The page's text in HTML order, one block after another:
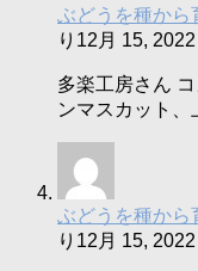
ぶどうを種から
り 12月 15, 2022
多楽工房さん
ンマスカット
ぶどうを種から
り 12月 15, 2022